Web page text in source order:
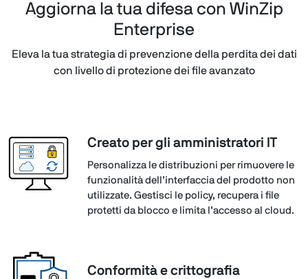
Aggiorna la tua difesa con WinZip
Enterprise
Eleva la tua strategia di prevenzione della perdita dei dati
con livello di protezione dei file avanzato
Creato per gli amministratori IT
Personalizza le distribuzioni per rimuovere le
funzionalità dell’interfaccia del prodotto non
utilizzate. Gestisci le policy, recupera i file
protetti da blocco e limita l’accesso al cloud.
Conformità e crittografia